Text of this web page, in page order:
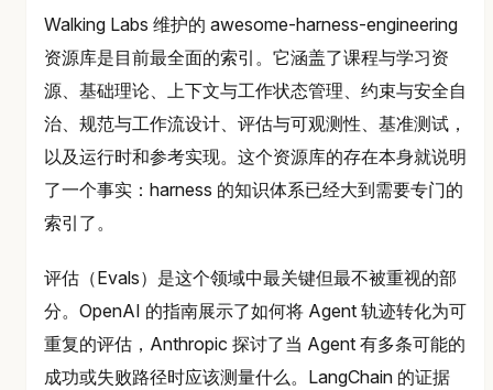
Walking Labs 维护的 awesome-harness-engineering
资源库是目前最全面的索引。它涵盖了课程与学习资
源、基础理论、上下文与工作状态管理、约束与安全自
治、规范与工作流设计、评估与可观测性、基准测试，
以及运行时和参考实现。这个资源库的存在本身就说明
了一个事实：harness 的知识体系已经大到需要专门的
索引了。
评估（Evals）是这个领域中最关键但最不被重视的部
分。OpenAI 的指南展示了如何将 Agent 轨迹转化为可
重复的评估，Anthropic 探讨了当 Agent 有多条可能的
成功或失败路径时应该测量什么。LangChain 的证据